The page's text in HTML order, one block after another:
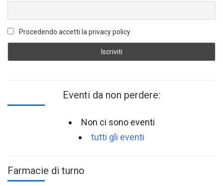
Procedendo accetti la privacy policy
Eventi da non perdere:
Non ci sono eventi
tutti gli eventi
Farmacie di turno